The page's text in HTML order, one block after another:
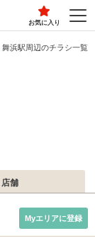
お気に入り
舞浜駅周辺のチラシ一覧
店舗
Myエリアに登録